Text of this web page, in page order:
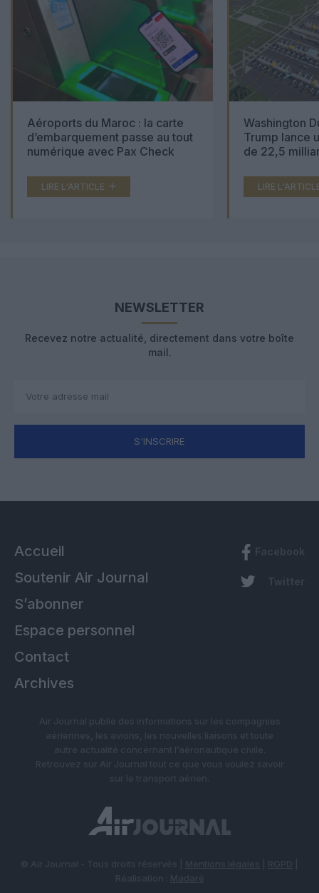
Aéroports du Maroc : la carte
d’embarquement passe au tout
numérique avec Pax Check
LIRE L'ARTICLE
Washington
Trump lance
de 22,5
LIRE
NEWSLETTER
Recevez notre actualité, directement dans votre boîte
mail.
S'INSCRIRE
Accueil
Soutenir Air Journal
S’abonner
Espace personnel
Contact
Archives